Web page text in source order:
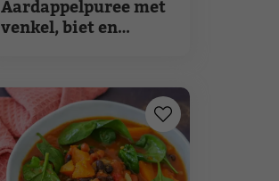
Aardappelpuree met
venkel, biet en